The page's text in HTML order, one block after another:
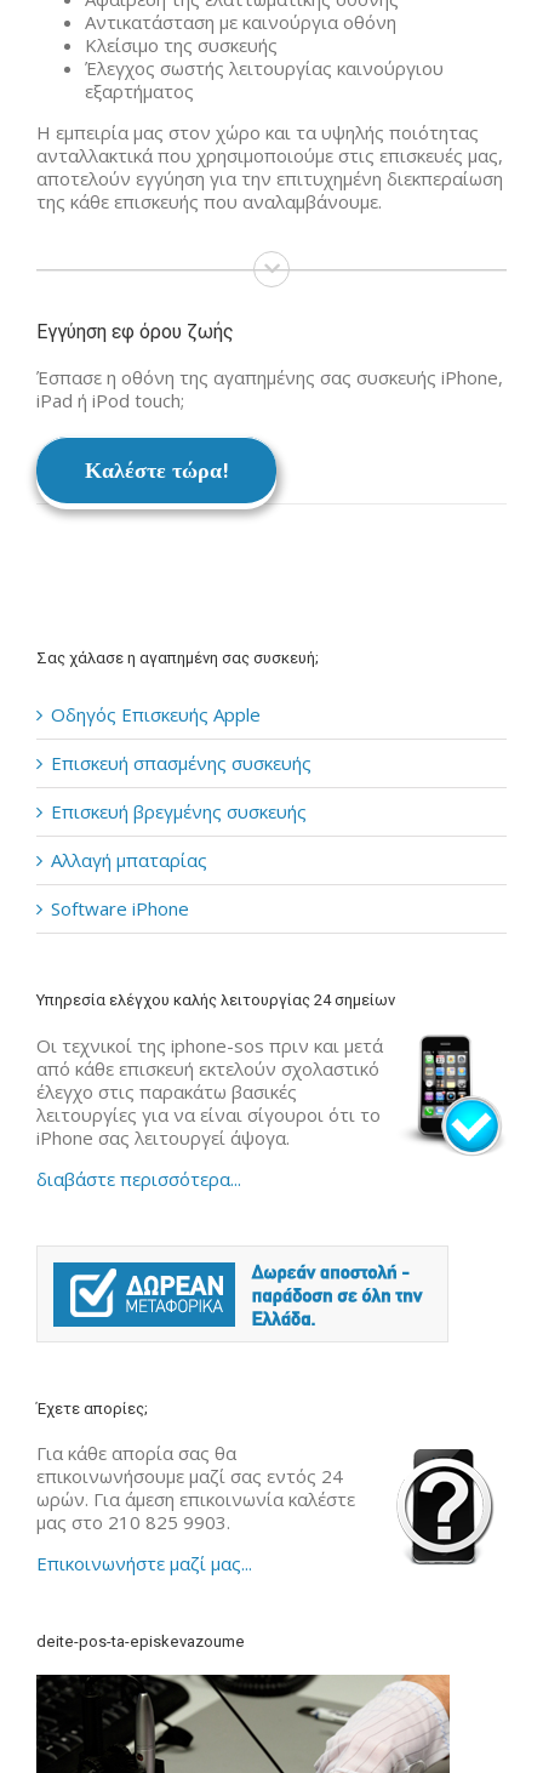
Αντικατάσταση με καινούργια οθόνη
Κλείσιμο της συσκευής
Έλεγχος σωστής λειτουργίας καινούργιου
εξαρτήματος
Η εμπειρία μας στον χώρο και τα υψηλής ποιότητας
ανταλλακτικά που χρησιμοποιούμε στις επισκευές μας,
αποτελούν εγγύηση για την επιτυχημένη διεκπεραίωση
της κάθε επισκευής που αναλαμβάνουμε.
Εγγύηση εφ όρου ζωής
Έσπασε η οθόνη της αγαπημένης σας συσκευής iPhone,
iPad ή iPod touch;
Καλέστε τώρα!
Σας χάλασε η αγαπημένη σας συσκευή;
Οδηγός Επισκευής Apple
Επισκευή σπασμένης συσκευής
Επισκευή βρεγμένης συσκευής
Αλλαγή μπαταρίας
Software iPhone
Υπηρεσία ελέγχου καλής λειτουργίας 24 σημείων
Οι τεχνικοί της iphone-sos πριν και μετά
από κάθε επισκευή εκτελούν σχολαστικό
έλεγχο στις παρακάτω βασικές
λειτουργίες για να είναι σίγουροι ότι το
iPhone σας λειτουργεί άψογα.
διαβάστε περισσότερα...
Έχετε απορίες;
Για κάθε απορία σας θα
επικοινωνήσουμε μαζί σας εντός 24
ωρών. Για άμεση επικοινωνία καλέστε
μας στο 210 825 9903.
Επικοινωνήστε μαζί μας...
deite-pos-ta-episkevazoume